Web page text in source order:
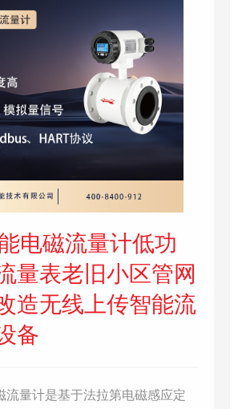
电磁流量计低功
量表老旧小区管网
造无线上传智能流
备
流量计是基于法拉第电磁感应定